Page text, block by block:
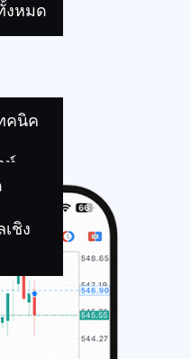
งหมด
คนิค
ห์
ชิง